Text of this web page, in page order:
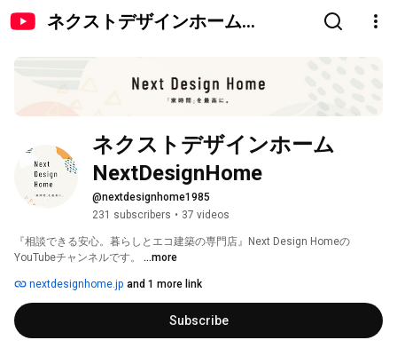
ネクストデザインホーム
ネクストデザインホーム
NextDesignHome
@nextdesignhome1985
231 subscribers • 37 videos
『相談できる安心。暮らしとエコ建築の専門店』Next Design Homeの
YouTubeチャンネルです。 ...more
nextdesignhome.jp and 1 more link
Subscribe